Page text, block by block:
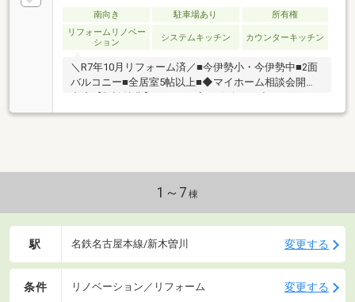
南向き 駐車場あり
所有権
リフォームリノベー
ション
システムキッチン カウンターキッチン
＼R7年10月リフォーム済／■今伊勢小・今伊勢中■2面
バルコニー■全居室5帖以上■◆マイホーム相談会開催
からお問合せ下さい！
1～7 棟
駅 名鉄名古屋本線/新木曽川 変更する
条件 リノベーション／リフォーム 変更する